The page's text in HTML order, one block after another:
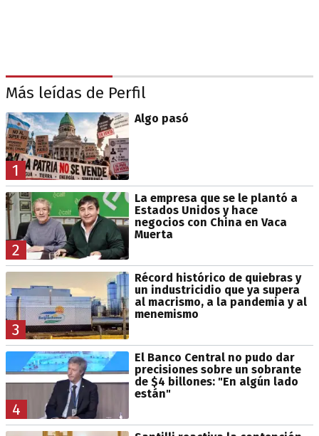
Más leídas de Perfil
1
Algo pasó
2
La empresa que se le plantó a
Estados Unidos y hace
negocios con China en Vaca
Muerta
3
Récord histórico de quiebras y
un industricidio que ya supera
al macrismo, a la pandemia y al
menemismo
4
El Banco Central no pudo dar
precisiones sobre un sobrante
de $4 billones: "En algún lado
están"